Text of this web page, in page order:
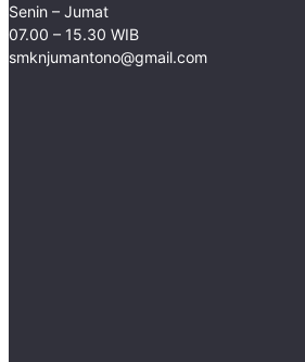
Senin – Jumat
07.00 – 15.30 WIB
smknjumantono@gmail.com